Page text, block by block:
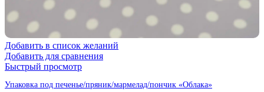
Добавить в список желаний
Добавить для сравнения
Быстрый просмотр
Упаковка под печенье/пряник/мармелад/пончик «Облака»